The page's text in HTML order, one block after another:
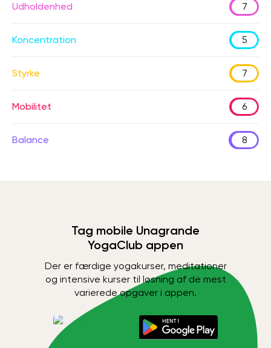
Udholdenhed 7
Koncentration 5
Styrke 7
Mobilitet 6
Balance 8
Tag mobile Unagrande
YogaClub appen
Der er færdige yogakurser, meditationer
og intensive kurser til løsning af de mest
varierede opgaver i appen.